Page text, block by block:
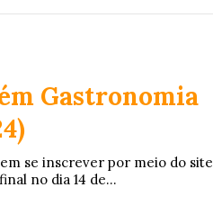
Gastronomia
se inscrever por meio do site
no dia 14 de...